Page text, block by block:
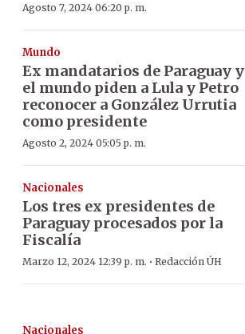
Agosto 7, 2024 06:20 p. m.
Mundo
Ex mandatarios de Paraguay y
el mundo piden a Lula y Petro
reconocer a González Urrutia
como presidente
Agosto 2, 2024 05:05 p. m.
Nacionales
Los tres ex presidentes de
Paraguay procesados por la
Fiscalía
Marzo 12, 2024 12:39 p. m. · Redacción ÚH
Nacionales